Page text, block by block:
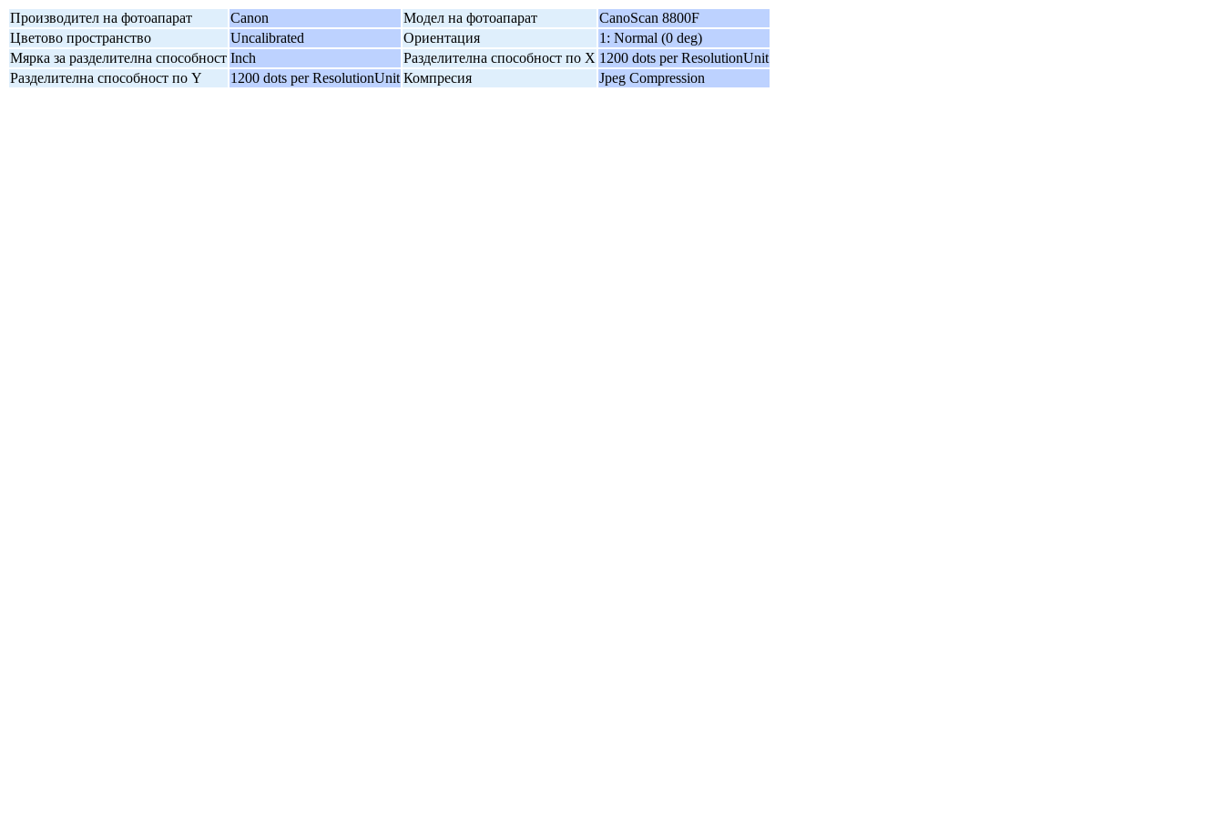
Производител на фотоапарат Canon Модел на фотоапарат
CanoScan 8800F
Цветово пространство
Uncalibrated Ориентация
1: Normal (0 deg)
Мярка за разделителна способност Inch Разделителна способност по X 1200 dots per ResolutionUnit
Разделителна способност по Y
1200 dots per ResolutionUnit Компресия Jpeg Compression